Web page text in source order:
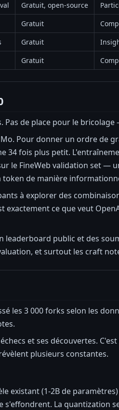
Gratuit, open-source
Gratuit
Gratuit
Gratuit
de place pour le
Pour donner un ordre de
34 fois plus petit.
le FineWeb validation set —
de manière
à explorer des
exactement ce que veut
public et des
et surtout les craft
les 3 000 forks selon les
et ses découvertes.
plusieurs constantes.
existant (1-2B de
s'effondrent. La quantization